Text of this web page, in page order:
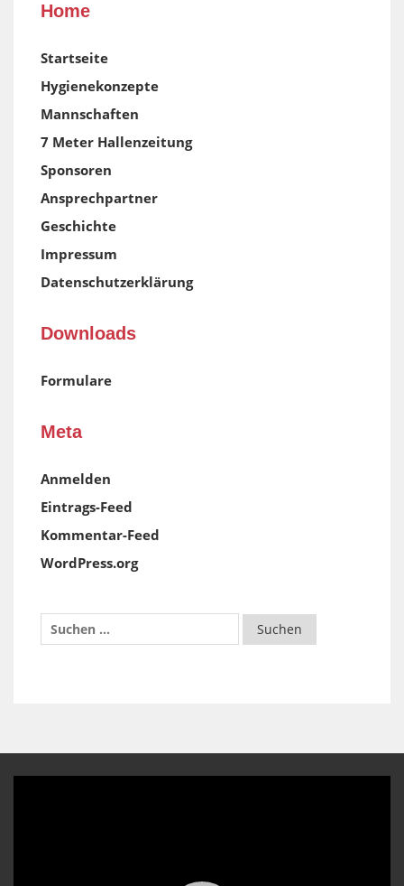
Home
Startseite
Hygienekonzepte
Mannschaften
7 Meter Hallenzeitung
Sponsoren
Ansprechpartner
Geschichte
Impressum
Datenschutzerklärung
Downloads
Formulare
Meta
Anmelden
Eintrags-Feed
Kommentar-Feed
WordPress.org